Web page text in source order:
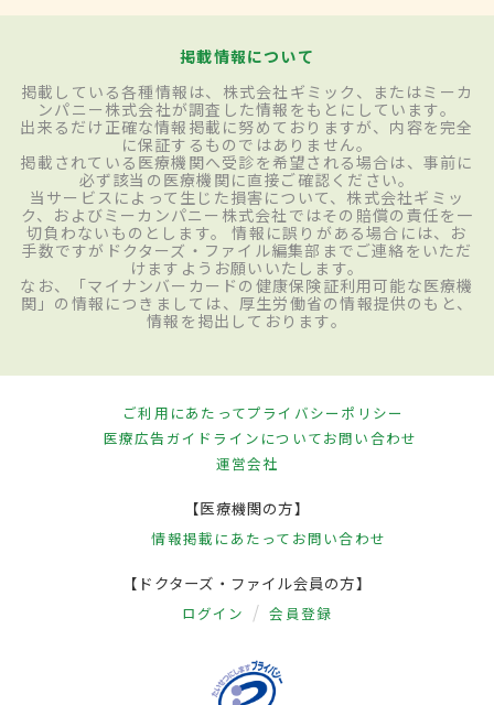
掲載情報について
掲載している各種情報は、株式会社ギミック、またはミーカ
ンパニー株式会社が調査した情報をもとにしています。
出来るだけ正確な情報掲載に努めておりますが、内容を完全
に保証するものではありません。
掲載されている医療機関へ受診を希望される場合は、事前に
必ず該当の医療機関に直接ご確認ください。
当サービスによって生じた損害について、株式会社ギミッ
ク、およびミーカンパニー株式会社ではその賠償の責任を一
切負わないものとします。 情報に誤りがある場合には、お
手数ですがドクターズ・ファイル編集部までご連絡をいただ
けますようお願いいたします。
なお、「マイナンバーカードの健康保険証利用可能な医療機
関」の情報につきましては、厚生労働省の情報提供のもと、
情報を掲出しております。
ご利用にあたってプライバシーポリシー
医療広告ガイドラインについてお問い合わせ
運営会社
【医療機関の方】
情報掲載にあたって お問い合わせ
【ドクターズ・ファイル会員の方】
ログイン 会員登録